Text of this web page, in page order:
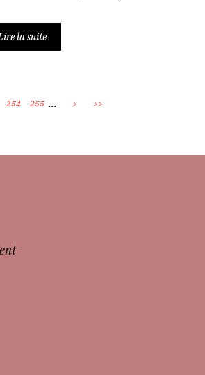
la suite
254 255 ... > >>